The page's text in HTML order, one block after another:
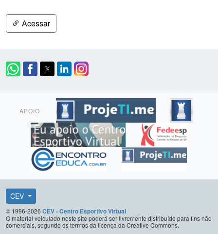
Acessar
APOIO
CEV
© 1996-2026 CEV - Centro Esportivo Virtual
O material veiculado neste site poderá ser livremente distribuído para fins não
comerciais, segundo os termos da licença da Creative Commons.